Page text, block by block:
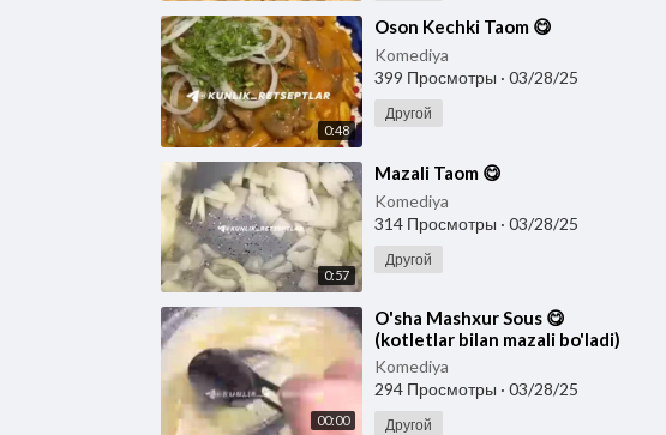
0:48
⁣Oson Kechki Taom 😋
Komediya
399 Просмотры · 03/28/25
Другой
0:57
⁣Mazali Taom 😋
Komediya
314 Просмотры · 03/28/25
Другой
00:00
⁣O'sha Mashxur Sous 😋
(kotletlar bilan mazali bo'ladi)
Komediya
294 Просмотры · 03/28/25
Другой